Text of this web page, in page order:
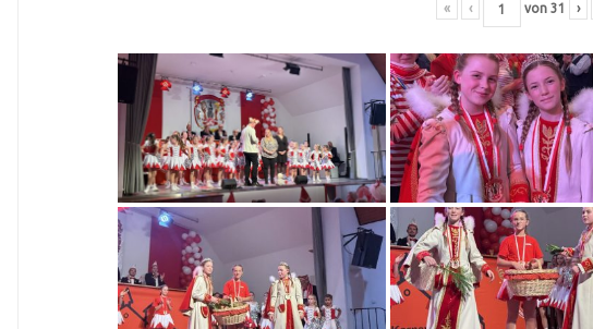
« ‹ von 31 ›